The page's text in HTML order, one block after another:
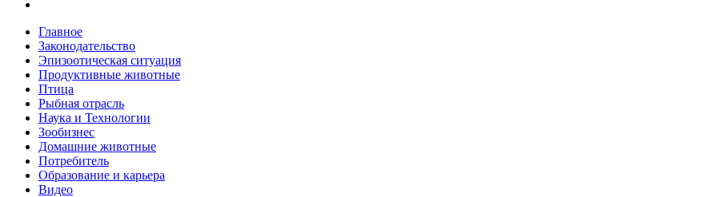
Главное
Законодательство
Эпизоотическая ситуация
Продуктивные животные
Птица
Рыбная отрасль
Наука и Технологии
Зообизнес
Домашние животные
Потребитель
Образование и карьера
Видео